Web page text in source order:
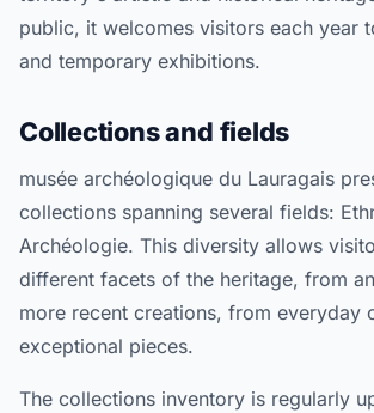
public, it welcomes visitors each year
and temporary exhibitions.
Collections and fields
musée archéologique du Lauragais
collections spanning several fields:
Archéologie. This diversity allows
different facets of the heritage, from
more recent creations, from everyday
exceptional pieces.
The collections inventory is regularly